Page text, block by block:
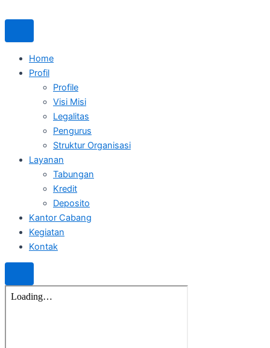
to
Home
Profil
Profile
Visi Misi
Legalitas
Pengurus
Struktur Organisasi
Layanan
Tabungan
Kredit
Deposito
Kantor Cabang
Kegiatan
Kontak